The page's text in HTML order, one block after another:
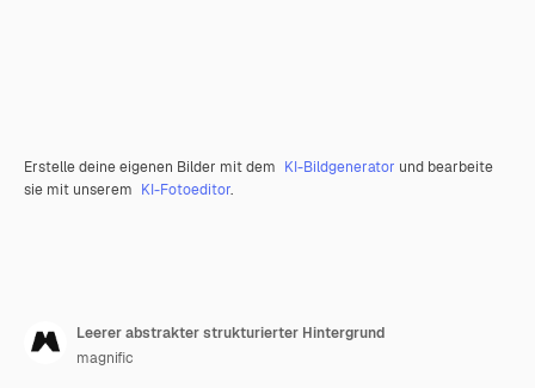
Erstelle deine eigenen Bilder mit dem KI-Bildgenerator und bearbeite
sie mit unserem KI-Fotoeditor.
Leerer abstrakter strukturierter Hintergrund
magnific